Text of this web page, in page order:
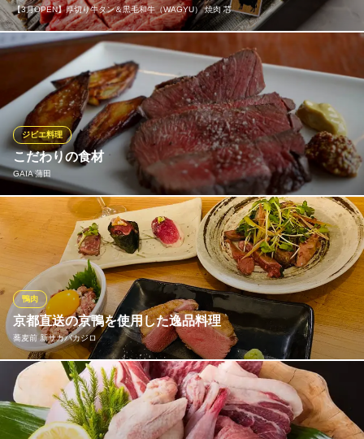
【3月OPEN】厚切り牛タン＆黒毛和牛（WAGYU） 焼肉 芯
厳選した上質な牛タンを、厚切りや特上でご用意。 あらかじめタ
レに漬け込まない、新鮮なお肉だからこそのサクッとした歯切れ
の良さと、 口いっぱいに溢れる旨みをシンプルにご堪能くださ
い。
【3月OPEN】厚切り牛タン＆黒毛和牛（WAGYU） 焼肉 芯
上質な和牛と厳選牛タン
京急空港線京急蒲田駅 徒歩1分
東京都大田区蒲田4-10-14 あすとウィズ3F
こだわりの食材
GAIA 蒲田
ジビエ料理
猟師さんから直接届くお肉は、鮮度抜群で驚くほど食べやすいの
が特徴です！肉汁あふれる「ジビエ餃子」や、じっくり焼き上げ
た「鹿肉のロースト」など、一口食べればジビエの概念が変わる
ワクワクの体験が待っています！
GAIA 蒲田
蒲田×ジビエ×宴会
ＪＲ京浜東北線蒲田駅 徒歩5分
東京都大田区蒲田5-7-6 CCMKAMATABLD3F
京都直送の京鴨を使用した逸品料理
蕎麦前 新サカバカジロ
鴨肉
京都直送のブランド京鴨は鉄分・ビタミンが他の食肉に比べて多
く含まれているのが特徴です。 鴨肉の脂肪は不飽和脂肪酸の含有
量が多く、血液をサラサラに保つ効果もあるとされています。 京